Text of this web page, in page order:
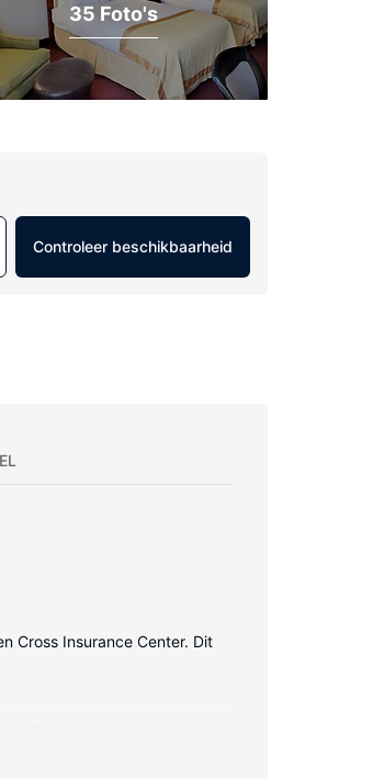
35 Foto's
Controleer beschikbaarheid
Cross Insurance Center. Dit